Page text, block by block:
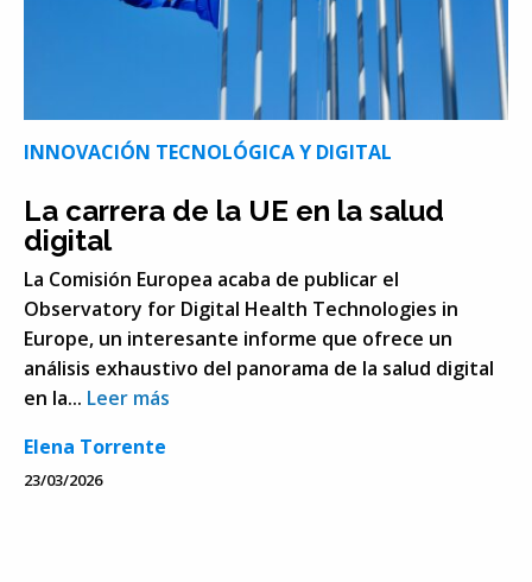
INNOVACIÓN TECNOLÓGICA Y DIGITAL
La carrera de la UE en la salud
digital
La Comisión Europea acaba de publicar el
Observatory for Digital Health Technologies in
Europe, un interesante informe que ofrece un
análisis exhaustivo del panorama de la salud digital
en la... Leer más
Elena Torrente
23/03/2026